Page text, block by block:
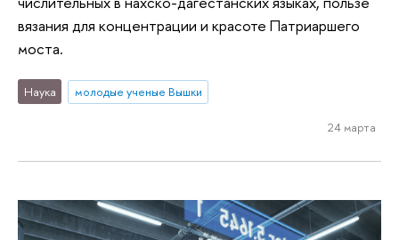
вязания для концентрации и красоте Патриаршего
моста.
Наука молодые ученые Вышки
24 марта